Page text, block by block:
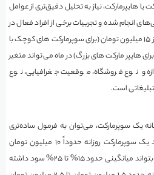
یا هایپرمارکت، نیاز به تحلیل دقیق‌تری از عوامل
انجام شده و تجربیات برخی از افراد فعال در
این صنف، میزان درآمد متغیر بوده و از ۱۵ میلیون تومان (برای سوپرمارکت های کوچک با
تومان (برای هایپر مارکت های بزرگ) در ماه می‌تواند متغیر
و نوع فروشگاه، موقعیت جغرافیایی، نوع
است.
یک سوپرمارکت، می‌توان به فرمول ساده‌تری
رجوع کرد. به‌عنوان مثال، فرض کنید یک سوپرمارکت روزانه حدوداً ۱۰ میلیون تومان
فروش داشته باشد. اگر این فروشگاه بتواند میانگینی حدود ۱۵% تا ۲۵% سود داشته